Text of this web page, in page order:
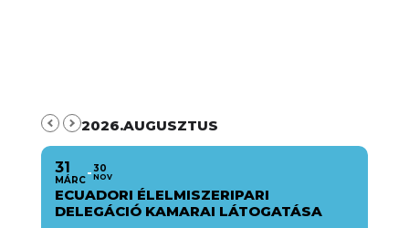
2026.AUGUSZTUS
31
MÁRC
30
NOV
ECUADORI ÉLELMISZERIPARI
DELEGÁCIÓ KAMARAI LÁTOGATÁSA